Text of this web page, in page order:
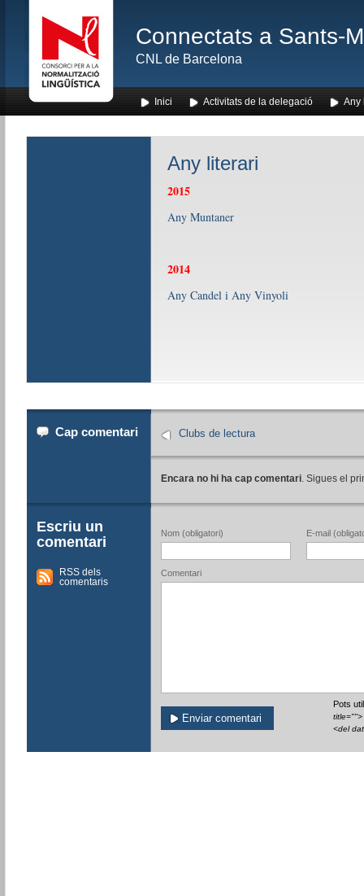
Connectats a Sants-
CNL de Barcelona
Inici Activitats de la delegació Any
Any literari
2015
Any Muntaner
2014
Any Candel i Any Vinyoli
Cap comentari Clubs de lectura
Encara no hi ha cap comentari. Sigues el
Escriu un
comentari
RSS dels
comentaris
Nom (obligatori) E-mail
Comentari
Pots
<del